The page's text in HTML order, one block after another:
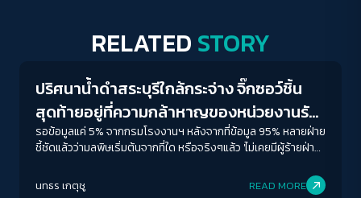
RELATED STORY
Conflict Resolution
ปริศนาน้ำดำสระบุรีใกล้กระจ่าง จิ๊กซอว์ชิ้น
สุดท้ายอยู่ที่ความกล้าหาญของหน่วยงานรัฐ
ชี้ตัวการผู้ก่อมลพิษ
รอข้อมูลแค่ 5% จากกรมโรงงานฯ หลังจากที่ข้อมูล 95% หลายฝ่าย
ชี้ชัดแล้วว่ามลพิษเริ่มต้นจากที่ใด หรือจริงๆแล้ว 'ไม่เคยมีผู้ร้ายฝ่าย
นทธร เกตุชู READ MORE